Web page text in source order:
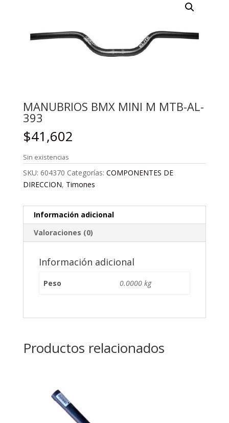
MANUBRIOS BMX MINI M MTB-AL-
393
$41,602
Sin existencias
SKU: 604370 Categorías: COMPONENTES DE
DIRECCION, Timones
Información adicional
Valoraciones (0)
Información adicional
Peso 0.0000 kg
Productos relacionados